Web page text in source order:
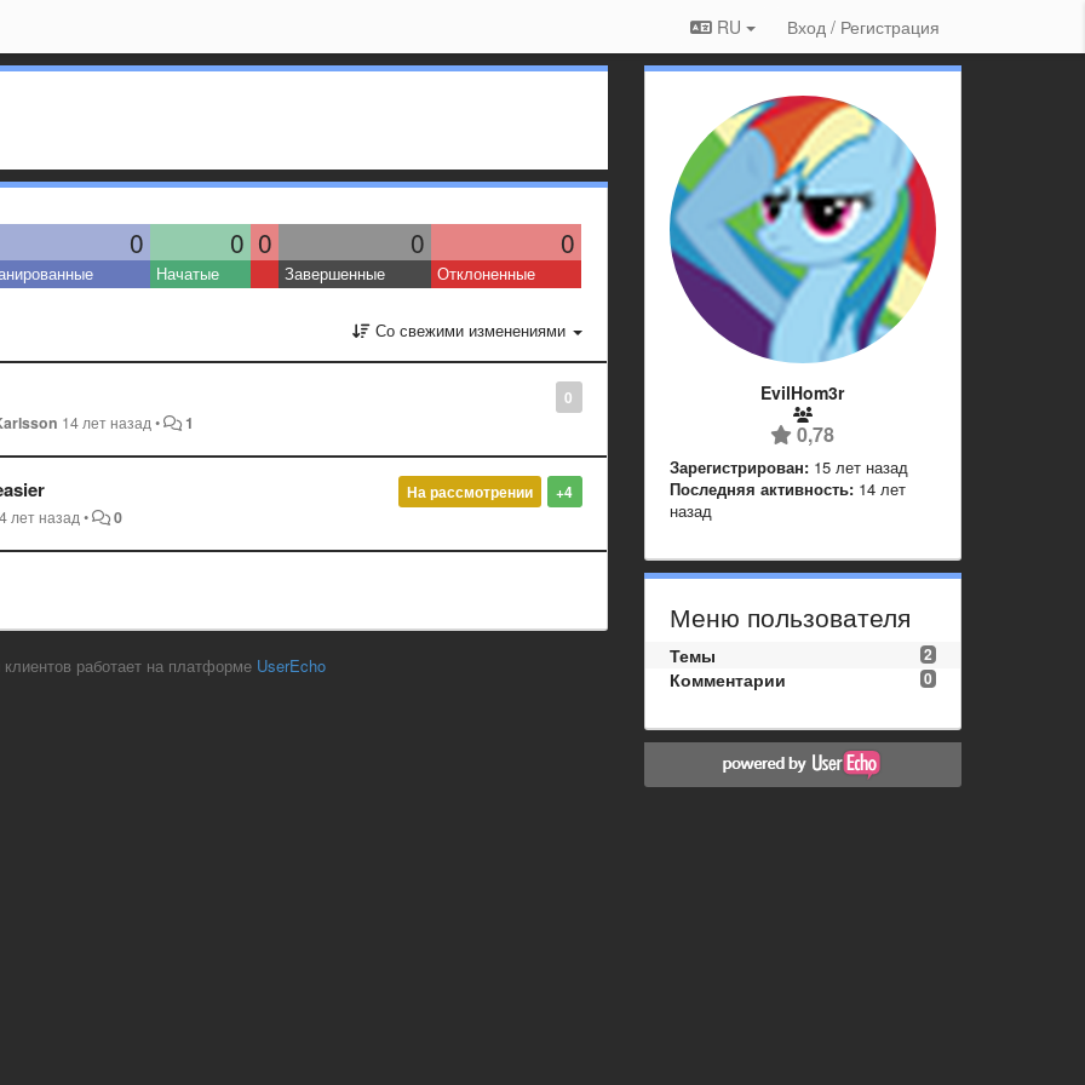
RU Вход / Регистрация
0 0 0 0 0
Начатые Завершенные Отклоненные
Со свежими изменениями
0
14 лет назад• 1
+4
На рассмотрении
лет назад• 0
работает на платформе UserEcho
EvilHom3r
0,78
Зарегистрирован: 15 лет назад
Последняя активность: 14 лет
назад
Меню пользователя
2
Темы
0
Комментарии